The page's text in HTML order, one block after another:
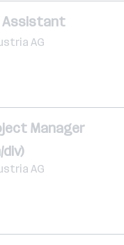
Assistant
AG
Manager
div)
AG